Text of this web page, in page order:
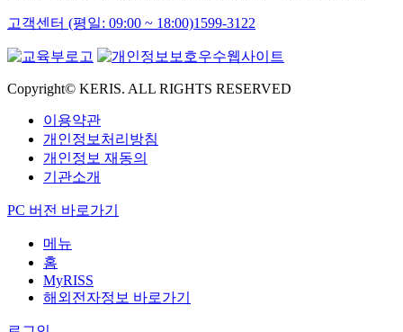
고객센터 (평일: 09:00 ~ 18:00)1599-3122
Copyright© KERIS. ALL RIGHTS RESERVED
이용약관
개인정보처리방침
개인정보 재동의
기관소개
PC 버전 바로가기
메뉴
홈
MyRISS
해외전자정보 바로가기